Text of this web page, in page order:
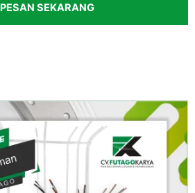
PESAN SEKARANG